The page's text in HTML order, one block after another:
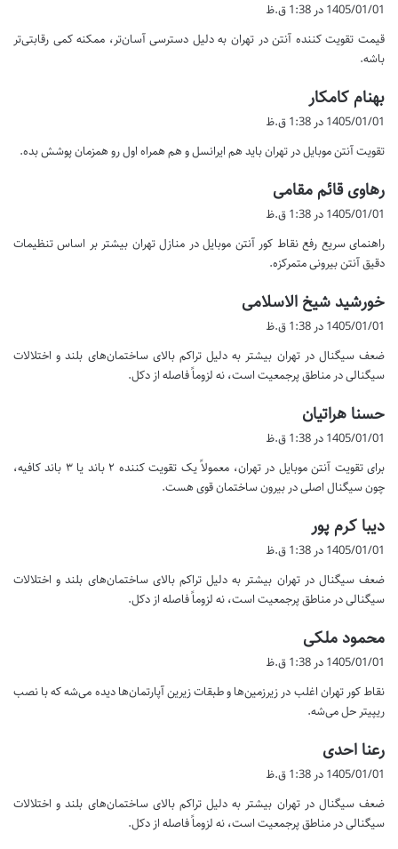
ت
:
1405/01/01 در 1:38 ق.ظ
قیمت تقویت کننده آنتن در تهران به دلیل دسترسی آسان‌تر، ممکنه کمی رقابتی‌تر
باشه.
بهنام کامکار
ف
:
1405/01/01 در 1:38 ق.ظ
تقویت آنتن موبایل در تهران باید هم ایرانسل و هم همراه اول رو همزمان پوشش بده.
رهاوی قائم مقامی
ف
:
1405/01/01 در 1:38 ق.ظ
راهنمای سریع رفع نقاط کور آنتن موبایل در منازل تهران بیشتر بر اساس تنظیمات
دقیق آنتن بیرونی متمرکزه.
خورشید شیخ الاسلامی
:
1405/01/01 در 1:38 ق.ظ
ضعف سیگنال در تهران بیشتر به دلیل تراکم بالای ساختمان‌های بلند و اختلالات
سیگنالی در مناطق پرجمعیت است، نه لزوماً فاصله از دکل.
حسنا هراتیان
ف
:
1405/01/01 در 1:38 ق.ظ
برای تقویت آنتن موبایل در تهران، معمولاً یک تقویت کننده ۲ باند یا ۳ باند کافیه،
چون سیگنال اصلی در بیرون ساختمان قوی هست.
دیبا کرم پور
ف
:
1405/01/01 در 1:38 ق.ظ
ضعف سیگنال در تهران بیشتر به دلیل تراکم بالای ساختمان‌های بلند و اختلالات
سیگنالی در مناطق پرجمعیت است، نه لزوماً فاصله از دکل.
محمود ملکی
ف
:
1405/01/01 در 1:38 ق.ظ
نقاط کور تهران اغلب در زیرزمین‌ها و طبقات زیرین آپارتمان‌ها دیده می‌شه که با نصب
ریپیتر حل می‌شه.
رعنا احدی
ت
:
1405/01/01 در 1:38 ق.ظ
ضعف سیگنال در تهران بیشتر به دلیل تراکم بالای ساختمان‌های بلند و اختلالات
سیگنالی در مناطق پرجمعیت است، نه لزوماً فاصله از دکل.